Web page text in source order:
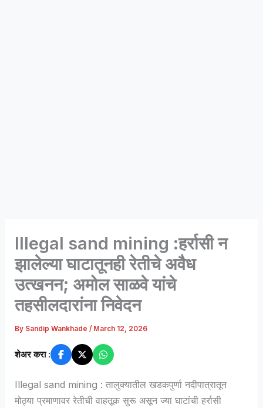
Illegal sand mining :हर्रासी न
झालेल्या घाटातूनही रेतीचे अवैध
उत्खनन; अमोल साळवे यांचे
तहसीलदारांना निवेदन
By Sandip Wankhade/ March 12, 2026
शेअर करा :
Illegal sand mining : तालुक्यातील खडकपुर्णा नदीपात्रातून
मोठ्या प्रमाणावर रेतीची वाहतूक सुरू असून ज्या घाटांची हर्रासी